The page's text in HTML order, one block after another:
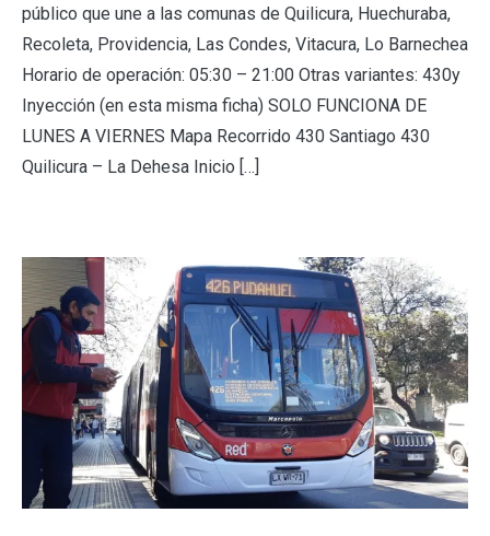
público que une a las comunas de Quilicura, Huechuraba,
Recoleta, Providencia, Las Condes, Vitacura, Lo Barnechea
Horario de operación: 05:30 – 21:00 Otras variantes: 430y
Inyección (en esta misma ficha) SOLO FUNCIONA DE
LUNES A VIERNES Mapa Recorrido 430 Santiago 430
Quilicura – La Dehesa Inicio […]